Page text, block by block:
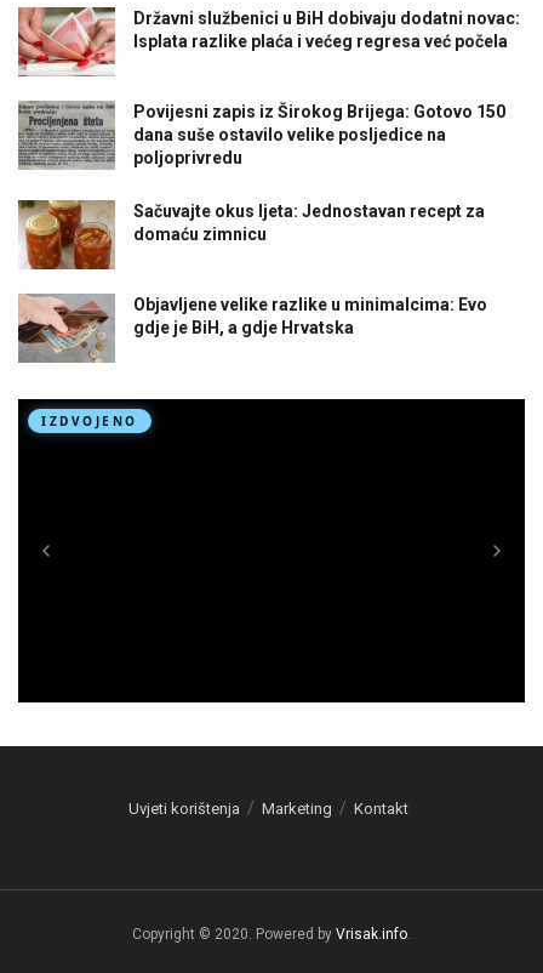
Državni službenici u BiH dobivaju dodatni novac:
Isplata razlike plaća i većeg regresa već počela
Povijesni zapis iz Širokog Brijega: Gotovo 150
dana suše ostavilo velike posljedice na
poljoprivredu
Sačuvajte okus ljeta: Jednostavan recept za
domaću zimnicu
Objavljene velike razlike u minimalcima: Evo
gdje je BiH, a gdje Hrvatska
Uvjeti korištenja Marketing Kontakt
Copyright © 2020. Powered by Vrisak.info.